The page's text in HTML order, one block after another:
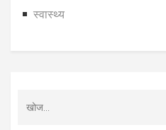
स्वास्थ्य